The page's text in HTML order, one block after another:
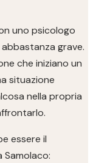
uno psicologo
grave.
che iniziano un
situazione
nella propria
essere il